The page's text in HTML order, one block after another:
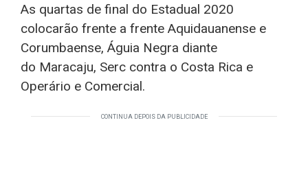
As quartas de final do Estadual 2020
colocarão frente a frente Aquidauanense e
Corumbaense, Águia Negra diante
do Maracaju, Serc contra o Costa Rica e
Operário e Comercial.
CONTINUA DEPOIS DA PUBLICIDADE